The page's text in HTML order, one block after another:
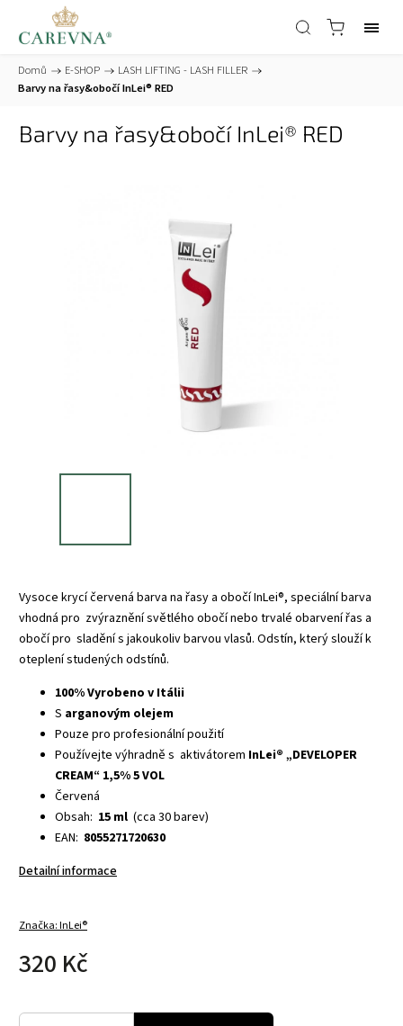
Domů / E-SHOP / LASH LIFTING - LASH FILLER /
Barvy na řasy&obočí InLei® RED
Barvy na řasy&obočí InLei® RED
Vysoce krycí červená barva na řasy a obočí InLei®, speciální barva
vhodná pro zvýraznění světlého obočínebo trvalé obarvení řas a
obočí pro sladění s jakoukoliv barvou vlasů. Odstín, který slouží k
oteplení studených odstínů.
100% Vyrobeno v Itálii
S arganovým olejem
Pouze pro profesionální použití
Používejte výhradně s aktivátorem InLei® „DEVELOPER
CREAM“ 1,5% 5 VOL
Červená
Obsah: 15 ml (cca 30 barev)
EAN: 8055271720630
Detailní informace
Značka:InLei®
320 Kč